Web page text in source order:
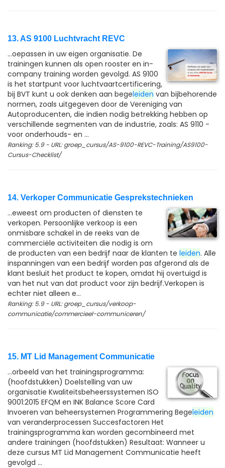
13. AS 9100 Luchtvracht REVC
...oepassen in uw eigen organisatie. De
trainingen kunnen als open rooster en in-
company training worden gevolgd. AS 9100
is het startpunt voor luchtvaartcertificering,
bij BVT kunt u ook denken aan begeleiden van bijbehorende
normen, zoals uitgegeven door de Vereniging van
Autoproducenten, die indien nodig betrekking hebben op
verschillende segmenten van de industrie, zoals: AS 9110 -
voor onderhouds- en ...
Ranking: 5.9 - URL: groep_cursus/AS-9100-REVC-Training/AS9100-
Cursus-Checklist/
14. Verkoper Communicatie Gesprekstechnieken
...eweest om producten of diensten te
verkopen. Persoonlijke verkoop is een
onmisbare schakel in de reeks van de
commerciële activiteiten die nodig is om
de producten van een bedrijf naar de klanten te leiden. Alle
inspanningen van een bedrijf worden pas afgerond als de
klant besluit het product te kopen, omdat hij overtuigd is
van het nut van dat product voor zijn bedrijf.Verkopen is
echter niet alleen e...
Ranking: 5.9 - URL: groep_cursus/verkoop-
communicatie/commercieel-communiceren/
15. MT Lid Management Communicatie
...orbeeld van het trainingsprogramma:
(hoofdstukken) Doelstelling van uw
organisatie Kwaliteitsbeheerssystemen ISO
9001:2015 EFQM en INK Balance Score Card
Invoeren van beheersystemen Programmering Begeleiden
van veranderprocessen Succesfactoren Het
trainingsprogramma kan worden gecombineerd met
andere trainingen (hoofdstukken) Resultaat: Wanneer u
deze cursus MT Lid Management Communicatie heeft
gevolgd ...